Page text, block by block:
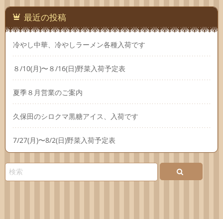
最近の投稿
冷やし中華、冷やしラーメン各種入荷です
８/10(月)〜８/16(日)野菜入荷予定表
夏季８月営業のご案内
久保田のシロクマ黒糖アイス、入荷です
7/27(月)〜8/2(日)野菜入荷予定表